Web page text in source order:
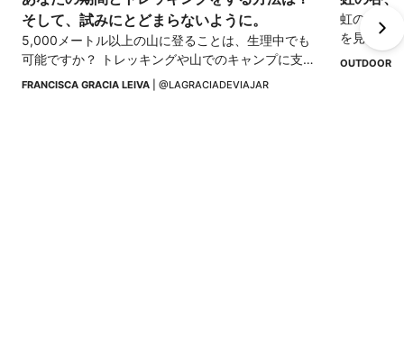
そして、試みにとどまらないように。
5,000メートル以上の山に登ることは、生理中でも
可能ですか？ トレッキングや山でのキャンプに支障
があるのでしょうか？ 何か困難や制限があるのでし
FRANCISCA GRACIA LEIVA @LAGRACIADEVIAJAR
虹の谷を
を見つけ
の丘とユ
OUTDOOR